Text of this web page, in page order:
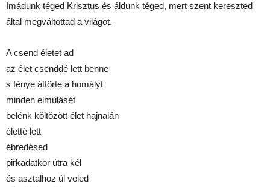
Imádunk téged Krisztus és áldunk téged, mert szent kereszted
által megváltottad a világot.
A csend életet ad
az élet csenddé lett benne
s fénye áttörte a homályt
minden elmúlásét
belénk költözött élet hajnalán
életté lett
ébredésed
pirkadatkor útra kél
és asztalhoz ül veled